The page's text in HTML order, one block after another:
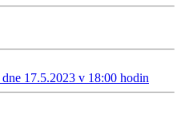
17.5.2023 v 18:00 hodin